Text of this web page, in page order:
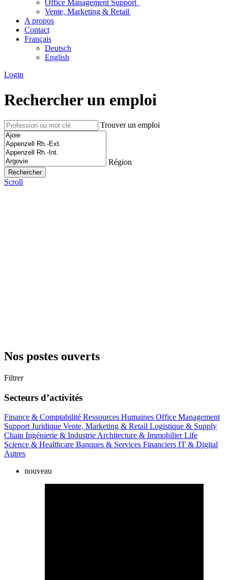
Office Management Support
Vente, Marketing & Retail
A propos
Contact
Français
Deutsch
English
Login
Rechercher un emploi
Trouver un emploi
Région
Scroll
Nos postes ouverts
Filtrer
Secteurs d’activités
Finance & Comptabilité Ressources Humaines Office Management
SupportJuridique Vente, Marketing & Retail Logistique & Supply
Chain Ingénierie & IndustrieArchitecture & ImmobilierLife
Science & Healthcare Banques & Services Financiers IT & Digital
Autres
nouveau